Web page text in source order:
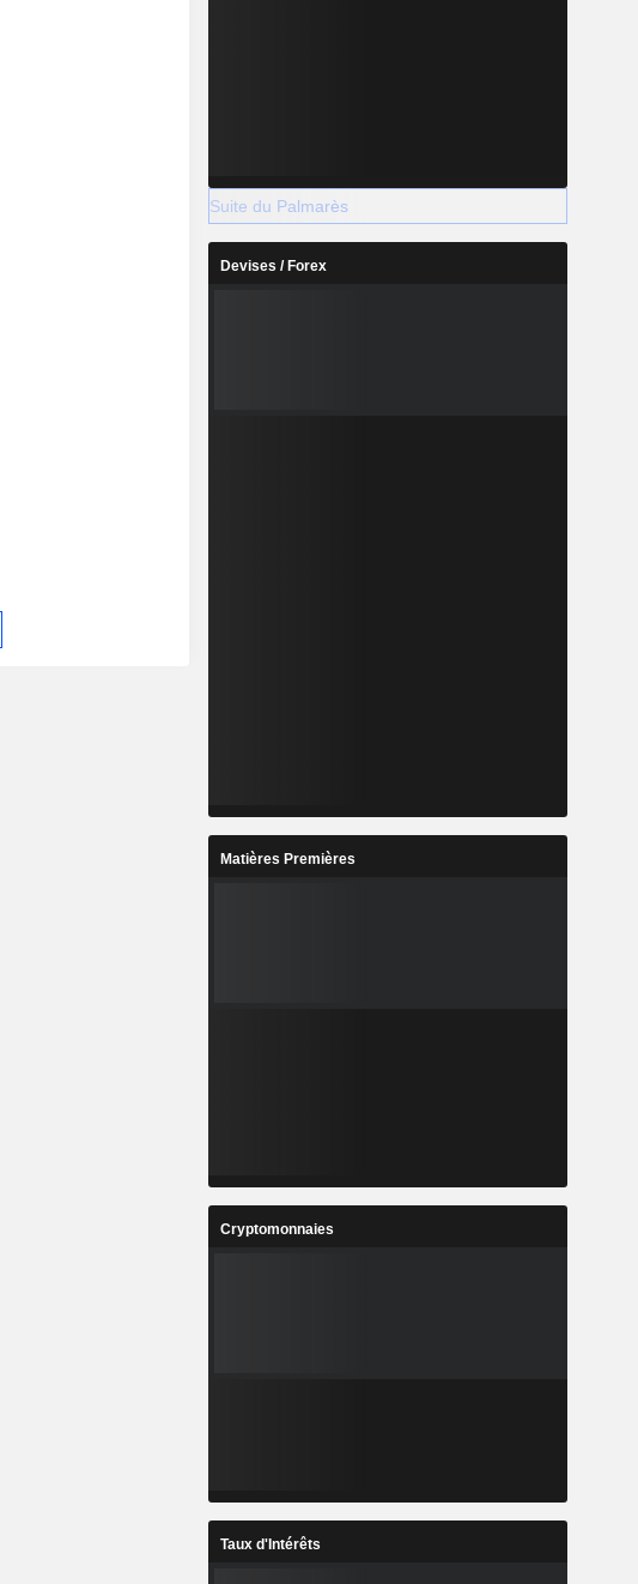
Suite du Palmarès
Devises / Forex
Matières Premières
Cryptomonnaies
Taux d'Intérêts